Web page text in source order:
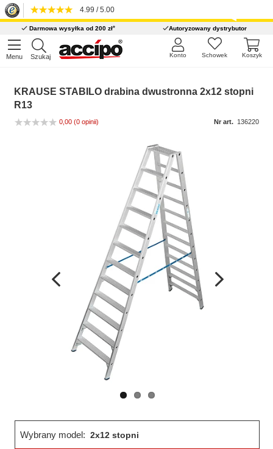
4.99 / 5.00
Darmowa wysyłka od 200 zł* Autoryzowany dystrybutor
Menu Szukaj Koszyk
Schowek
Konto
KRAUSE STABILO drabina dwustronna 2x12 stopni
R13
0,00 (0 opinii) Nr art. 136220
Wcześniejsza
Wybrany model: 2x12 stopni